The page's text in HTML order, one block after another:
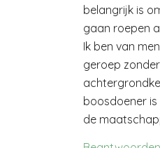
belangrijk is
gaan roepen
Ik ben van
geroep
boosdoener is
de